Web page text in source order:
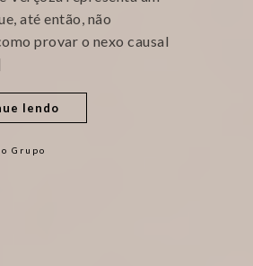
até então, não
provar o nexo causal
lendo
Grupo